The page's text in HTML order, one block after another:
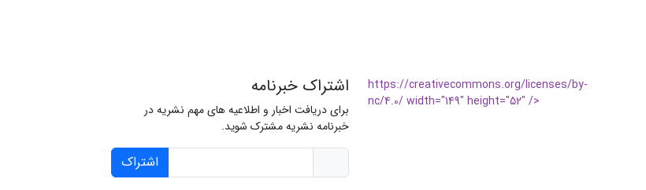
https://creativecommons.org/licenses/by-
nc/4.0/ width="149" height="52" />
اشتراک خبرنامه
برای دریافت اخبار و اطلاعیه های مهم نشریه در
خبرنامه نشریه مشترک شوید.
اشتراک